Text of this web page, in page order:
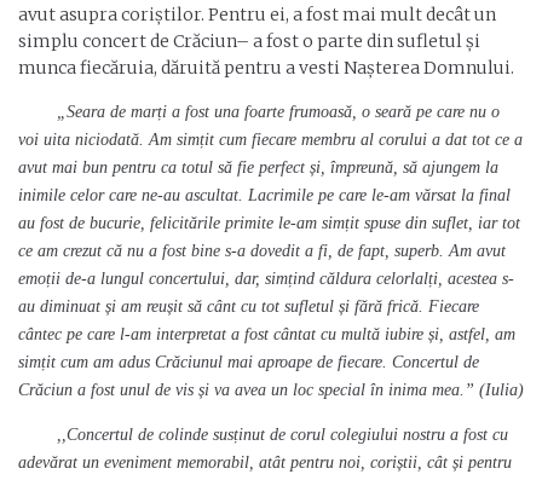
avut asupra coriștilor. Pentru ei, a fost mai mult decât un
simplu concert de Crăciun– a fost o parte din sufletul și
munca fiecăruia, dăruită pentru a vesti Nașterea Domnului.
„Seara de marți a fost una foarte frumoasă, o seară pe care nu o
voi uita niciodată. Am simțit cum fiecare membru al corului a dat tot ce a
avut mai bun pentru ca totul să fie perfect și, împreună, să ajungem la
inimile celor care ne-au ascultat. Lacrimile pe care le-am vărsat la final
au fost de bucurie, felicitările primite le-am simțit spuse din suflet, iar tot
ce am crezut că nu a fost bine s-a dovedit a fi, de fapt, superb. Am avut
emoții de-a lungul concertului, dar, simțind căldura celorlalți, acestea s-
au diminuat și am reușit să cânt cu tot sufletul și fără frică. Fiecare
cântec pe care l-am interpretat a fost cântat cu multă iubire și, astfel, am
simțit cum am adus Crăciunul mai aproape de fiecare. Concertul de
Crăciun a fost unul de vis și va avea un loc special în inima mea.” (Iulia)
,,Concertul de colinde susținut de corul colegiului nostru a fost cu
adevărat un eveniment memorabil, atât pentru noi, coriștii, cât și pentru